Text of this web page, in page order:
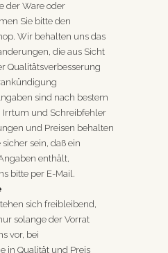
der Ware oder
Sie bitte den
Wir behalten uns das
die aus Sicht
Qualitätsverbesserung
sind nach bestem
Irrtum und Schreibfehler
und Preisen behalten
sein, daß ein
enthält,
bitte per E-Mail.
sich freibleibend,
solange der Vorrat
vor, bei
in Qualität und Preis